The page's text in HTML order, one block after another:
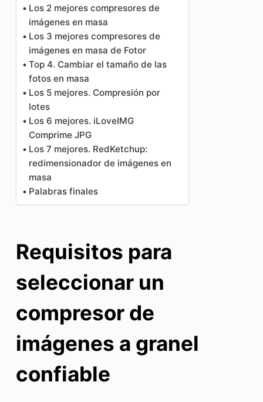
Los 2 mejores compresores de
imágenes en masa
Los 3 mejores compresores de
imágenes en masa de Fotor
Top 4. Cambiar el tamaño de las
fotos en masa
Los 5 mejores. Compresión por
lotes
Los 6 mejores. iLoveIMG
Comprime JPG
Los 7 mejores. RedKetchup:
redimensionador de imágenes en
masa
Palabras finales
Requisitos para
seleccionar un
compresor de
imágenes a granel
confiable